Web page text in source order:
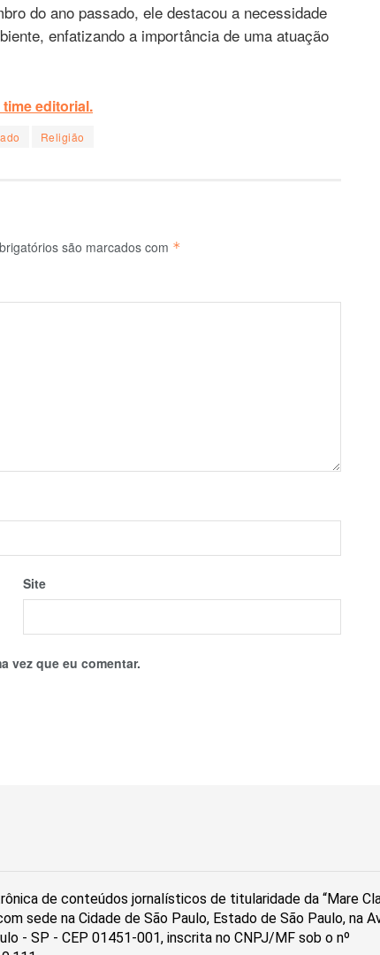
do ano passado, ele destacou a necessidade
enfatizando a importância de uma atuação
editorial.
Religião
são marcados com *
Site
vez que eu comentar.
de conteúdos jornalísticos de titularidade da “Mare
sede na Cidade de São Paulo, Estado de São Paulo, na
- SP - CEP 01451-001, inscrita no CNPJ/MF sob o nº